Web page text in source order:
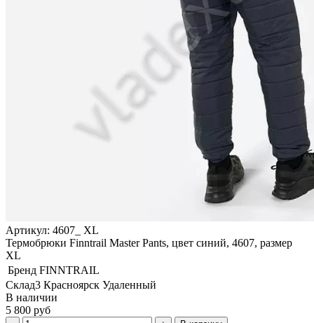
Артикул: 4607_ XL
Термобрюки Finntrail Master Pants, цвет синий, 4607, размер
XL
Бренд FINNTRAIL
Склад3 Красноярск Удаленный
В наличии
5 800 руб